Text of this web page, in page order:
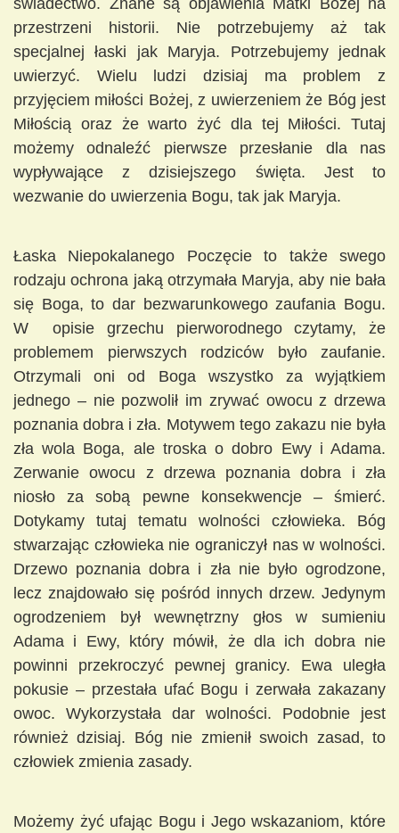
świadectwo. Znane są objawienia Matki Bożej na
przestrzeni historii. Nie potrzebujemy aż tak
specjalnej łaski jak Maryja. Potrzebujemy jednak
uwierzyć. Wielu ludzi dzisiaj ma problem z
przyjęciem miłości Bożej, z uwierzeniem że Bóg jest
Miłością oraz że warto żyć dla tej Miłości. Tutaj
możemy odnaleźć pierwsze przesłanie dla nas
wypływające z dzisiejszego święta. Jest to
wezwanie do uwierzenia Bogu, tak jak Maryja.
Łaska Niepokalanego Poczęcie to także swego
rodzaju ochrona jaką otrzymała Maryja, aby nie bała
się Boga, to dar bezwarunkowego zaufania Bogu.
W opisie grzechu pierworodnego czytamy, że
problemem pierwszych rodziców było zaufanie.
Otrzymali oni od Boga wszystko za wyjątkiem
jednego – nie pozwolił im zrywać owocu z drzewa
poznania dobra i zła. Motywem tego zakazu nie była
zła wola Boga, ale troska o dobro Ewy i Adama.
Zerwanie owocu z drzewa poznania dobra i zła
niosło za sobą pewne konsekwencje – śmierć.
Dotykamy tutaj tematu wolności człowieka. Bóg
stwarzając człowieka nie ograniczył nas w wolności.
Drzewo poznania dobra i zła nie było ogrodzone,
lecz znajdowało się pośród innych drzew. Jedynym
ogrodzeniem był wewnętrzny głos w sumieniu
Adama i Ewy, który mówił, że dla ich dobra nie
powinni przekroczyć pewnej granicy. Ewa uległa
pokusie – przestała ufać Bogu i zerwała zakazany
owoc. Wykorzystała dar wolności. Podobnie jest
również dzisiaj. Bóg nie zmienił swoich zasad, to
człowiek zmienia zasady.
Możemy żyć ufając Bogu i Jego wskazaniom, które